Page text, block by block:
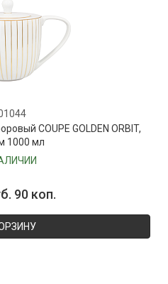
COUPE GOLDEN ORBIT,
1000 мл
90 коп.